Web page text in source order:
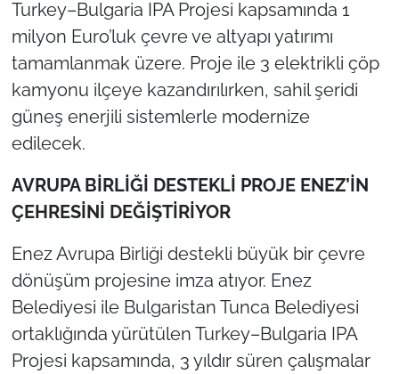
Turkey–Bulgaria IPA Projesi kapsamında 1
milyon Euro’luk çevre ve altyapı yatırımı
tamamlanmak üzere. Proje ile 3 elektrikli çöp
kamyonu ilçeye kazandırılırken, sahil şeridi
güneş enerjili sistemlerle modernize
edilecek.
AVRUPA BİRLİĞİ DESTEKLİ PROJE ENEZ’İN
ÇEHRESİNİ DEĞİŞTİRİYOR
Enez Avrupa Birliği destekli büyük bir çevre
dönüşüm projesine imza atıyor. Enez
Belediyesi ile Bulgaristan Tunca Belediyesi
ortaklığında yürütülen Turkey–Bulgaria IPA
Projesi kapsamında, 3 yıldır süren çalışmalar
Güvenlik
Politika
Flaş Haber
Dış Haberler
İş Dünyası
Bilim Teknoloji
English News